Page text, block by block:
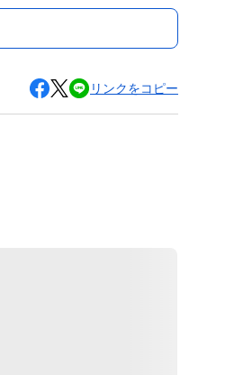
リンクをコピー